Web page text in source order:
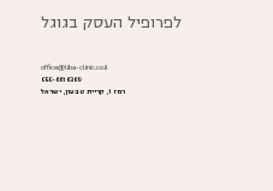
office@liba-clinic.co.il
050-6616369
רמז 1, קריית טבעון, ישראל
לפרופיל העסק בגוגל